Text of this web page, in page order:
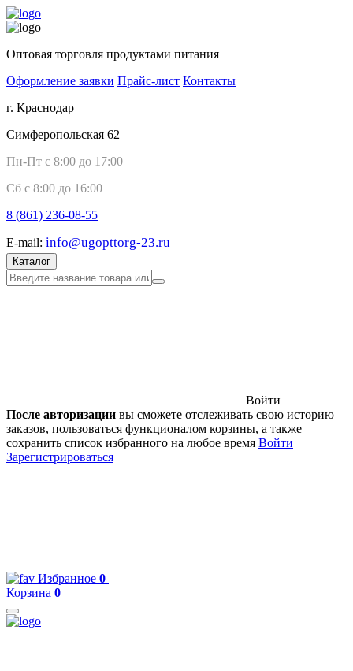
Оптовая торговля продуктами питания
Оформление заявки Прайс-лист Контакты
г. Краснодар
Симферопольская 62
Пн-Пт с 8:00 до 17:00
Сб с 8:00 до 16:00
8 (861) 236-08-55
E-mail: info@ugopttorg-23.ru
Каталог
Войти
После авторизации вы сможете отслеживать свою историю
заказов, пользоваться функционалом корзины, а также
сохранить список избранного на любое время Войти
Зарегистрироваться
Избранное 0
Корзина 0